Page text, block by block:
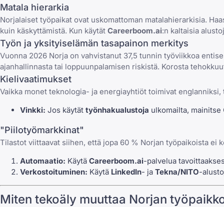
Matala hierarkia
Norjalaiset työpaikat ovat uskomattoman matalahierarkisia.
kuin käskyttämistä. Kun käytät Careerboom.ai:n kaltaisia
Työn ja yksityiselämän tasapainon merkitys
Vuonna 2026 Norja on vahvistanut 37,5 tunnin työviikkoa
ajanhallinnasta tai loppuunpalamisen riskistä. Korosta
Kielivaatimukset
Vaikka monet teknologia- ja energiayhtiöt toimivat
Vinkki: Jos käytät työnhakualustoja ulkomailta,
"Piilotyömarkkinat"
Tilastot viittaavat siihen, että jopa 60 % Norjan työpaikoista ei
Automaatio: Käytä Careerboom.ai-palvelua
Verkostoituminen: Käytä LinkedIn- ja Tekna/NITO-
Miten tekoäly muuttaa Norjan